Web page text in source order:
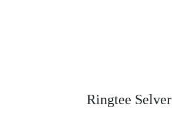
Ringtee Selver